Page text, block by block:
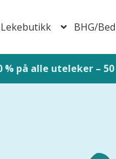
Lekebutikk BHG/
Baby 0-1 år
– Inspirasjon for